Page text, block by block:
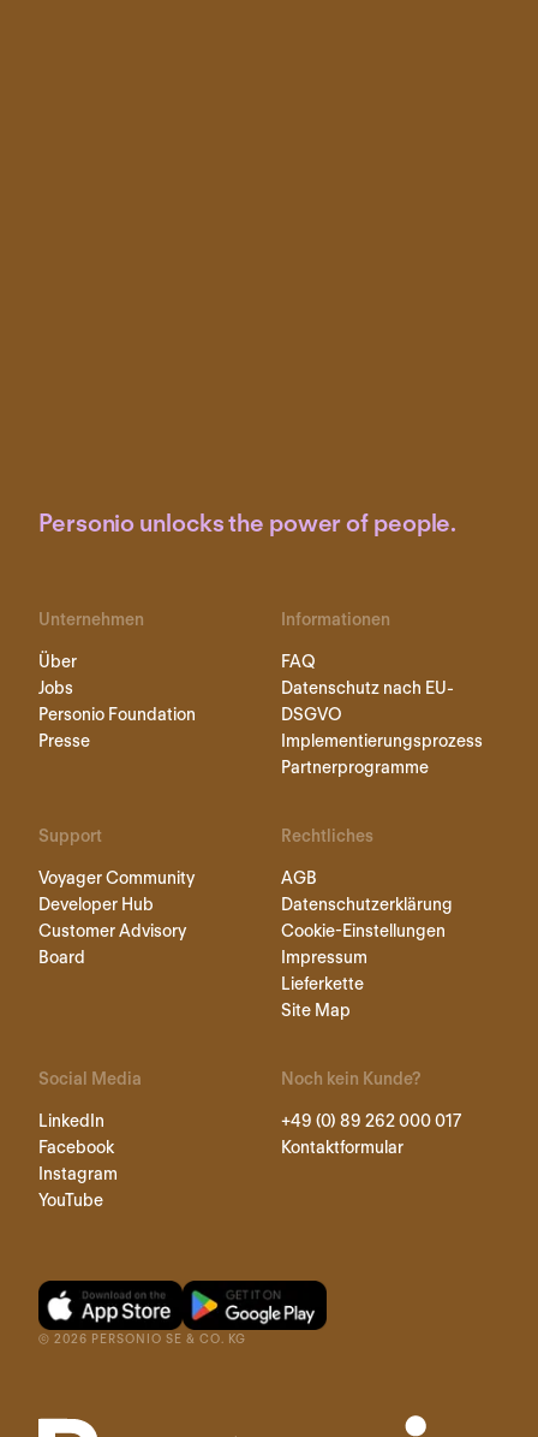
Personio unlocks the power of people.
Unternehmen
Über
Jobs
Personio Foundation
Presse
Informationen
FAQ
Datenschutz nach EU-
DSGVO
Implementierungsprozess
Partnerprogramme
Support
Voyager Community
Developer Hub
Customer Advisory
Board
Rechtliches
AGB
Datenschutzerklärung
Cookie-Einstellungen
Impressum
Lieferkette
Site Map
Social Media
LinkedIn
Facebook
Instagram
YouTube
Noch kein Kunde?
+49 (0) 89 262 000 017
Kontaktformular
© 2026 PERSONIO SE & CO. KG